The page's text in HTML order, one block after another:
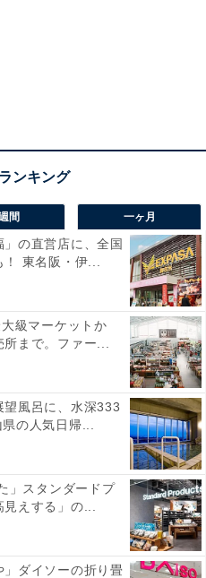
間 一ヶ月
」の直営店に、全国
東名阪・伊...
級マーケットか
まで。ファー...
望風呂に、水深333
の人気日帰...
」スタンダードプ
えする」の...
」ダイソーの折り畳